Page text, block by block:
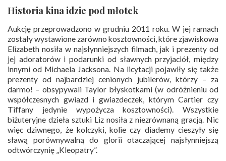
Historia kina idzie pod młotek
Aukcję przeprowadzono w grudniu 2011 roku. W jej ramach
zostały wystawione zarówno kosztowności, które zjawiskowa
Elizabeth nosiła w najsłynniejszych filmach, jak i prezenty od
jej adoratorów i podarunki od sławnych przyjaciół, między
innymi od Michaela Jacksona. Na licytacji pojawiły się także
prezenty od najbardziej cenionych jubilerów, którzy – za
darmo! – obsypywali Taylor błyskotkami (w odróżnieniu od
współczesnych gwiazd i gwiazdeczek, którym Cartier czy
Tiffany jedynie wypożycza kosztowności). Wszystkie
biżuteryjne dzieła sztuki Liz nosiła z niezrównaną gracją. Nic
więc dziwnego, że kolczyki, kolie czy diademy cieszyły się
sławą porównywalną do glorii otaczającej najsłynniejszą
odtwórczynię „Kleopatry”.